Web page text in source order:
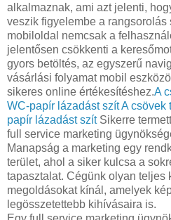
alkalmaznak, ami azt jelenti,
veszik figyelembe a
mobiloldal nemcsak a
jelentősen csökkenti a
gyors betöltés, az egyszerű
vásárlási folyamat mobil
sikeres online értékesítéshez.A
WC-papír lázadást szítA csövek
papír lázadást szítSikerre
full service marketing
Manapság a marketing egy
terület, ahol a siker kulcsa a
tapasztalat. Cégünk olyan teljes
megoldásokat kínál, amelyek
legösszetettebb kihívásaira is.